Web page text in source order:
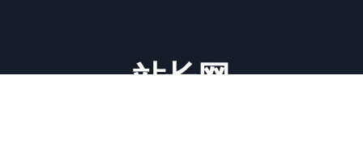
站长网